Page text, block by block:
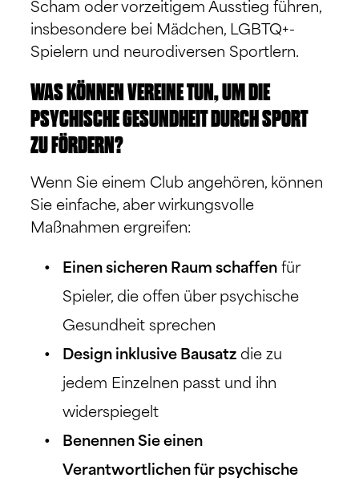
Scham oder vorzeitigem Ausstieg führen,
insbesondere bei Mädchen, LGBTQ+-
Spielern und neurodiversen Sportlern.
WAS KÖNNEN VEREINE TUN, UM DIE
PSYCHISCHE GESUNDHEIT DURCH SPORT
ZU FÖRDERN?
Wenn Sie einem Club angehören, können
Sie einfache, aber wirkungsvolle
Maßnahmen ergreifen:
Einen sicheren Raum schaffen für
Spieler, die offen über psychische
Gesundheit sprechen
Design inklusive Bausatz die zu
jedem Einzelnen passt und ihn
widerspiegelt
Benennen Sie einen
Verantwortlichen für psychische